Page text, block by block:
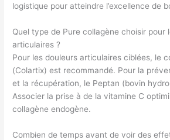
logistique pour atteindre l’excellence de
Quel type de Pure collagène choisir pour
articulaires ?
Pour les douleurs articulaires ciblées, le
(Colartix) est recommandé. Pour la
et la récupération, le Peptan (bovin
Associer la prise à de la vitamine C
collagène endogène.
Combien de temps avant de voir des